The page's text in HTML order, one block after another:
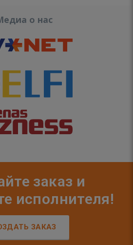
о нас
заказ и
исполнителя!
ЗАКАЗ